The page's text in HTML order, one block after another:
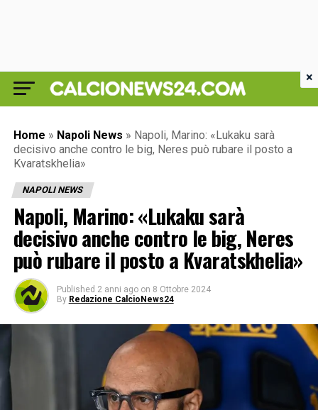
Home » Napoli News » Napoli, Marino: «Lukaku sarà
decisivo anche contro le big, Neres può rubare il posto a
Kvaratskhelia»
NAPOLI NEWS
Napoli, Marino: «Lukaku sarà
decisivo anche contro le big, Neres
può rubare il posto a Kvaratskhelia»
Published 2 anni ago on 8 Ottobre 2024
By Redazione CalcioNews24
×